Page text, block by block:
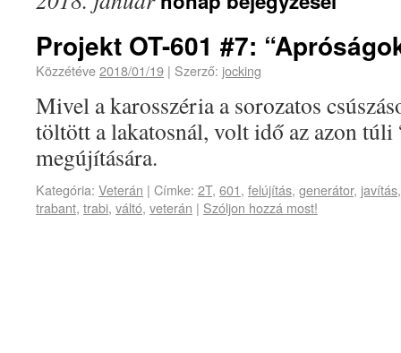
Projekt OT-601 #7:
Közzétéve2018/01/19 | Szerző: jocking
Mivel a karosszéria a sorozatos
töltött a lakatosnál, volt idő az azon túli
megújítására.
Kategória: Veterán | Címke: 2T, 601, felújítás, generátor, javítás
trabant, trabi, váltó, veterán | Szóljon hozzá most!